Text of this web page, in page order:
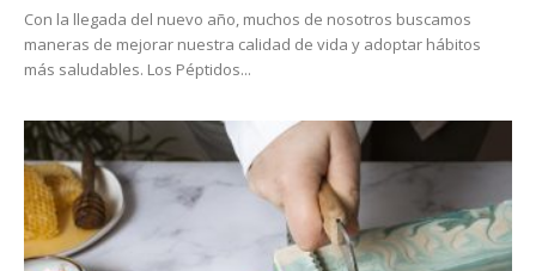
Con la llegada del nuevo año, muchos de nosotros buscamos
maneras de mejorar nuestra calidad de vida y adoptar hábitos
más saludables. Los Péptidos...